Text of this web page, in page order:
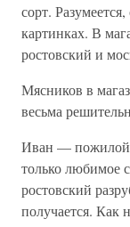
сорт.
картинках. В
ростовский и
Мясников в
весьма
Иван — пожилой
только любимое
ростовский
получается. Как